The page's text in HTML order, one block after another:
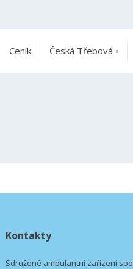
Ceník Česká Třebová
Kontakty
Sdružené ambulantní zařízení